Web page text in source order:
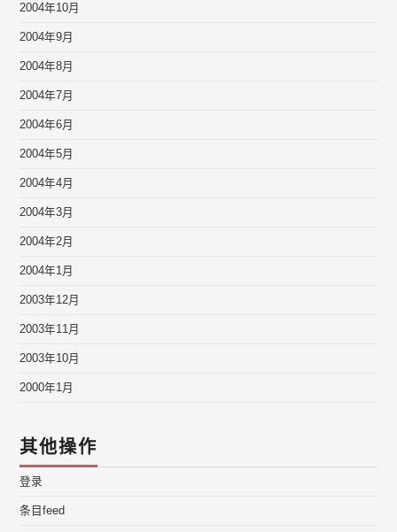
2004年10月
2004年9月
2004年8月
2004年7月
2004年6月
2004年5月
2004年4月
2004年3月
2004年2月
2004年1月
2003年12月
2003年11月
2003年10月
2000年1月
其他操作
登录
条目feed